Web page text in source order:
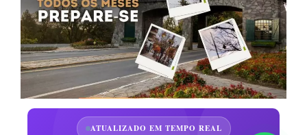
ATUALIZADO EM TEMPO REAL